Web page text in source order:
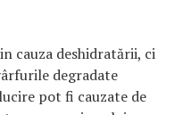
cauza deshidratării, ci
degradate
pot fi cauzate de